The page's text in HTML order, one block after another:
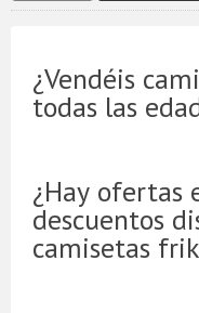
¿Vendéis
todas las
¿Hay ofertas
descuentos
camisetas